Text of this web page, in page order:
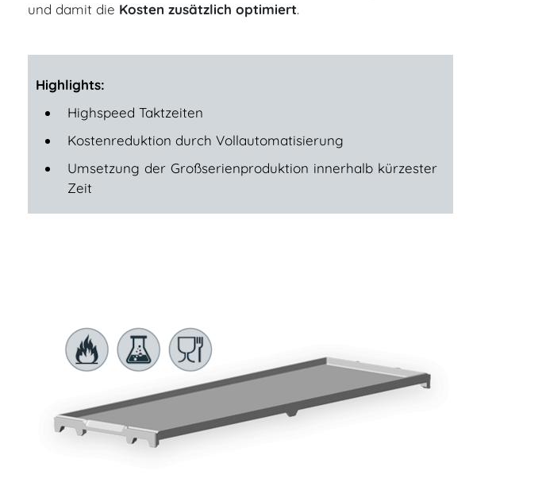
und damit die Kosten zusätzlich optimiert.
​​​​​​​Highlights:
Highspeed Taktzeiten
Kostenreduktion durch Vollautomatisierung
Umsetzung der Großserienproduktion innerhalb kürzester
Zeit